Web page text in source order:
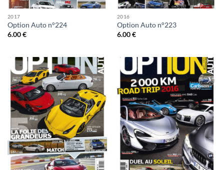
2017
Option Auto n°224
6.00€
2016
Option Auto n°223
6.00€